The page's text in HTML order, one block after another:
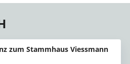
zum Stammhaus Viessmann